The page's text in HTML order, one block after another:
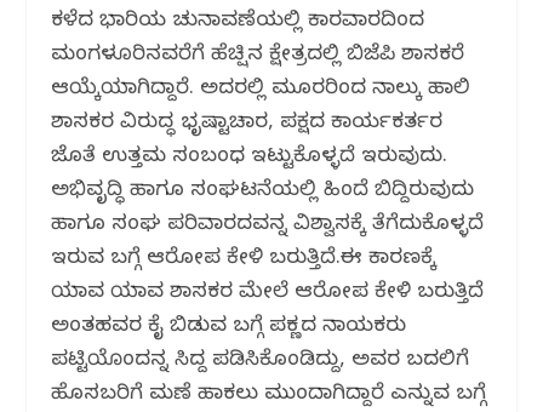
ಕಳೆದ ಭಾರಿಯ ಚುನಾವಣೆಯಲ್ಲಿ ಕಾರವಾರದಿಂದ
ಮಂಗಳೂರಿನವರೆಗೆ ಹೆಚ್ಷಿನ ಕ್ಷೇತ್ರದಲ್ಲಿ ಬಿಜೆಪಿ ಶಾಸಕರೆ
ಆಯ್ಕೆಯಾಗಿದ್ದಾರೆ. ಅದರಲ್ಲಿ ಮೂರರಿಂದ ನಾಲ್ಕು ಹಾಲಿ
ಶಾಸಕರ ವಿರುದ್ಧ ಭೃಷ್ಟಾಚಾರ, ಪಕ್ಷದ ಕಾರ್ಯಕರ್ತರ
ಜೊತೆ ಉತ್ತಮ ಸಂಬಂಧ ಇಟ್ಟುಕೊಳ್ಳದೆ ಇರುವುದು.
ಅಭಿವೃದ್ಧಿ ಹಾಗೂ ಸಂಘಟನೆಯಲ್ಲಿ ಹಿಂದೆ ಬಿದ್ದಿರುವುದು
ಹಾಗೂ ಸಂಘ ಪರಿವಾರದವನ್ನ ವಿಶ್ವಾಸಕ್ಕೆ ತೆಗೆದುಕೊಳ್ಳದೆ
ಇರುವ ಬಗ್ಗೆ ಆರೋಪ ಕೇಳಿ ಬರುತ್ತಿದೆ.ಈ ಕಾರಣಕ್ಕೆ
ಯಾವ ಯಾವ ಶಾಸಕರ ಮೇಲೆ ಆರೋಪ ಕೇಳಿ ಬರುತ್ತಿದೆ
ಅಂತಹವರ ಕೈ ಬಿಡುವ ಬಗ್ಗೆ ಪಕ್ಣದ ನಾಯಕರು
ಪಟ್ಟಿಯೊಂದನ್ನ ಸಿದ್ದ ಪಡಿಸಿಕೊಂಡಿದ್ದು, ಅವರ ಬದಲಿಗೆ
ಹೊಸಬರಿಗೆ ಮಣೆ ಹಾಕಲು ಮುಂದಾಗಿದ್ದಾರೆ ಎನ್ನುವ ಬಗ್ಗೆ